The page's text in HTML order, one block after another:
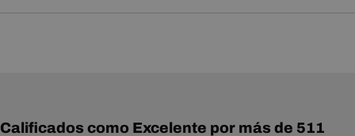
Calificados como Excelente por más de 511